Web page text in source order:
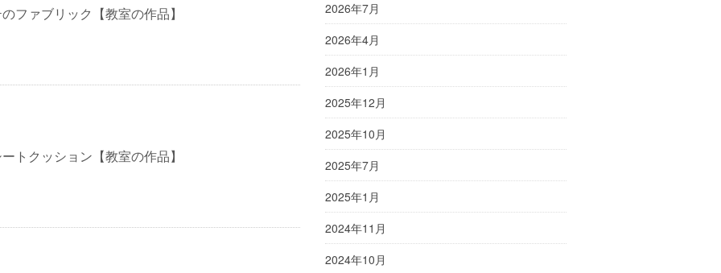
ファブリック【教室の作品】
トクッション【教室の作品】
2026年7月
2026年4月
2026年1月
2025年12月
2025年10月
2025年7月
2025年1月
2024年11月
2024年10月